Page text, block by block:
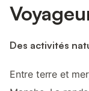
Des activités
Entre terre et